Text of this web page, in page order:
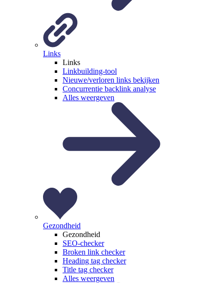
Links
Links
Linkbuilding-tool
Nieuwe/verloren links bekijken
Concurrentie backlink analyse
Alles weergeven
Gezondheid
Gezondheid
SEO-checker
Broken link checker
Heading tag checker
Title tag checker
Alles weergeven